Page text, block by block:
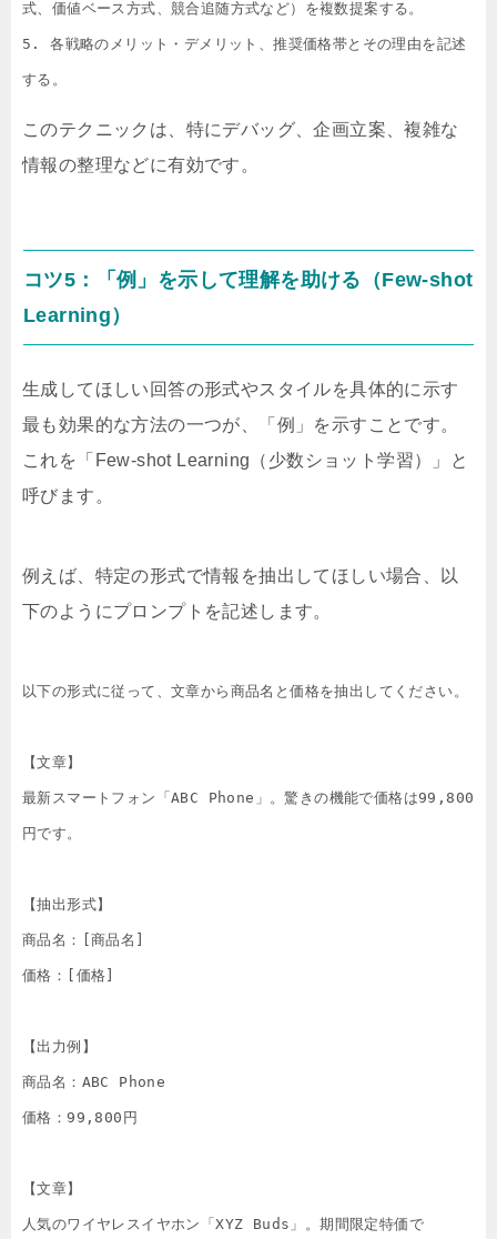
式、価値ベース方式、競合追随方式など）を複数提案する。
5. 各戦略のメリット・デメリット、推奨価格帯とその理由を記述
このテクニックは、特にデバッグ、企画立案、複雑な
情報の整理などに有効です。
コツ5：「例」を示して理解を助ける（Few-shot
Learning）
生成してほしい回答の形式やスタイルを具体的に示す
最も効果的な方法の一つが、「例」を示すことです。
これを「Few-shot Learning（少数ショット学習）」と
呼びます。
例えば、特定の形式で情報を抽出してほしい場合、以
下のようにプロンプトを記述します。
以下の形式に従って、文章から商品名と価格を抽出してください。
【文章】
最新スマートフォン「ABC Phone」。驚きの機能で価格は99,800
円です。
【抽出形式】
商品名：[商品名]
価格：[価格]
【出力例】
商品名：ABC Phone
価格：99,800円
【文章】
人気のワイヤレスイヤホン「XYZ Buds」。期間限定特価で